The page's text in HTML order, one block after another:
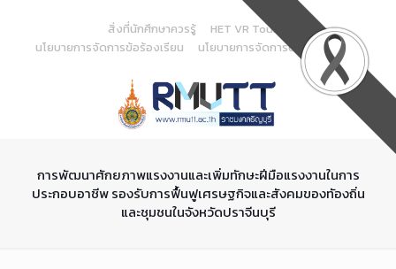
Content
สิ่งที่นักศึกษาควรรู้
HET VR Tour
นโยบายการจัดการข้อร้องเรียน
นโยบายการจัดการด้านสารสนเทศ
การพัฒนาศักยภาพแรงงานและเพิ่มทักษะฝีมือแรงงานในการ
ประกอบอาชีพ รองรับการฟื้นฟูเศรษฐกิจและสังคมของทัองถิ่น
และชุมชนในจังหวัดปราจีนบุรี